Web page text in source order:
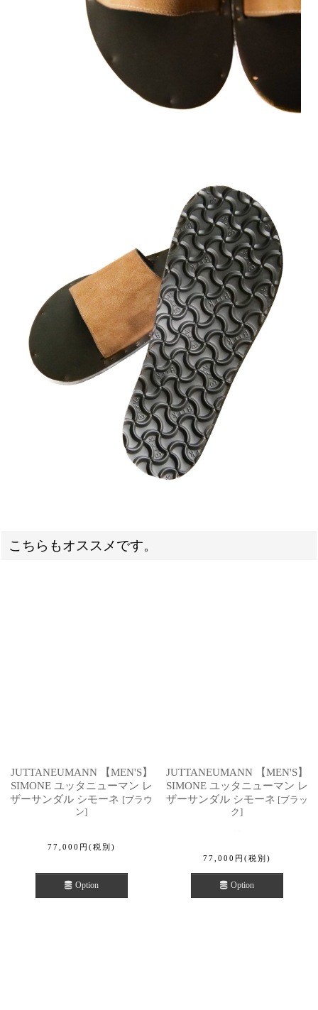
こちらもオススメです。
JUTTANEUMANN 【MEN'S】
SIMONE ユッタニューマン レ
ザーサンダル シモーネ [ブラウ
ン]
77,000 円 (税別)
Option
JUTTANEUMANN 【MEN'S】
SIMONE ユッタニューマン レ
ザーサンダル シモーネ [ブラッ
ク]
77,000 円 (税別)
Option